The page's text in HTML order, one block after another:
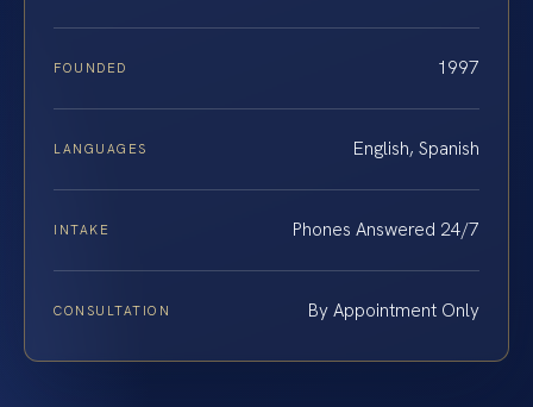
FOUNDED 1997
LANGUAGES English, Spanish
INTAKE Phones Answered 24/7
CONSULTATION By Appointment Only